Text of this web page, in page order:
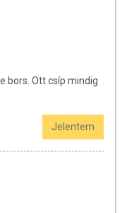
bors. Ott csíp mindig
Jelentem